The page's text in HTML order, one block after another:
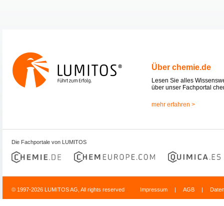
Über chemie.de
Lesen Sie alles
über unser Fachportal
mehr erfahren >
Die Fachportale von LUMITOS
© 1997-2026 LUMITOS AG, All rights reserved Impressum | AGB |